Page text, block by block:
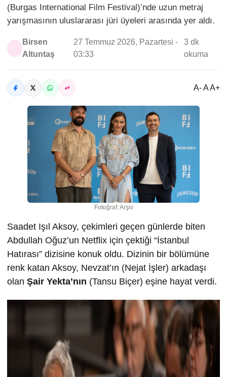
(Burgas International Film Festival)’nde uzun metraj
yarışmasının uluslararası jüri üyeleri arasında yer aldı.
Birsen
Altuntaş
27 Temmuz 2026, Pazartesi -
03:33
3 dk
okuma
A- A A+
Fotoğraf: Arşiv
Saadet Işıl Aksoy, çekimleri geçen günlerde biten
Abdullah Oğuz’un Netflix için çektiği “İstanbul
Hatırası” dizisine konuk oldu. Dizinin bir bölümüne
renk katan Aksoy, Nevzat’ın (Nejat İşler) arkadaşı
olan Şair Yekta’nın (Tansu Biçer) eşine hayat verdi.